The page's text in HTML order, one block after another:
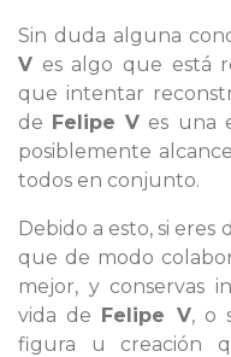
Sin duda alguna
V es algo que está
que intentar
de Felipe V es una
posiblemente
todos en conjunto.
Debido a esto, si eres
que de modo
mejor, y conservas
vida de Felipe V, o
figura u creación